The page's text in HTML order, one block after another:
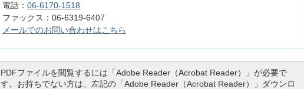
電話： 06-6170-1518
ファックス：06-6319-6407
メールでのお問い合わせはこちら
PDFファイルを閲覧するには「Adobe Reader（Acrobat Reader）」が必要で
す。お持ちでない方は、左記の「Adobe Reader（Acrobat Reader）」ダウンロ